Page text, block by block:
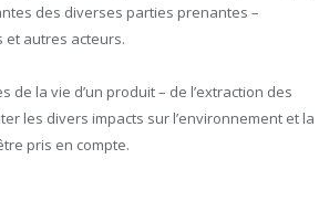
des diverses parties prenantes –
autres acteurs.
la vie d’un produit – de l’extraction des
les divers impacts sur l’environnement et la
pris en compte.